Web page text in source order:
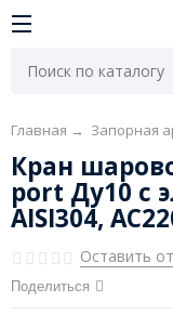
Главная → Запорная
Кран
port Ду10 с
AISI304,
Оставить
Поделиться